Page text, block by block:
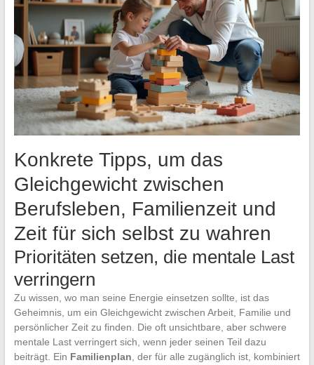
Konkrete Tipps, um das
Gleichgewicht zwischen
Berufsleben, Familienzeit und
Zeit für sich selbst zu wahren
Prioritäten setzen, die mentale Last
verringern
Zu wissen, wo man seine Energie einsetzen sollte, ist das
Geheimnis, um ein Gleichgewicht zwischen Arbeit, Familie und
persönlicher Zeit zu finden. Die oft unsichtbare, aber schwere
mentale Last verringert sich, wenn jeder seinen Teil dazu
beiträgt. Ein Familienplan , der für alle zugänglich ist, kombiniert